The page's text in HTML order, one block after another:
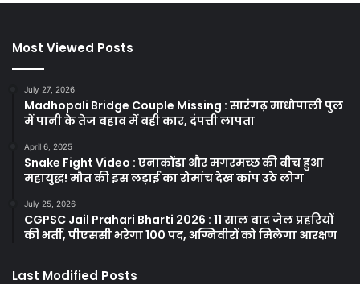
Most Viewed Posts
July 27, 2026
Madhopali Bridge Couple Missing : सारंगढ़ माधोपाली पुल
में पानी के तेज बहाव में बही कार, दंपत्ती लापता
April 6, 2025
Snake Fight Video : एनाकोंडा और मगरमच्छ की बीच हुआ
महायुद्ध! मौत की इस लड़ाई का रोमांच देख कांप उठे लोग
July 25, 2026
CGPSC Jail Prahari Bharti 2026 : 11 साल बाद जेल प्रहरियों
की भर्ती, पीएससी भरेगा 100 पद, अग्निवीरों को मिलेगा आरक्षण
Last Modified Posts